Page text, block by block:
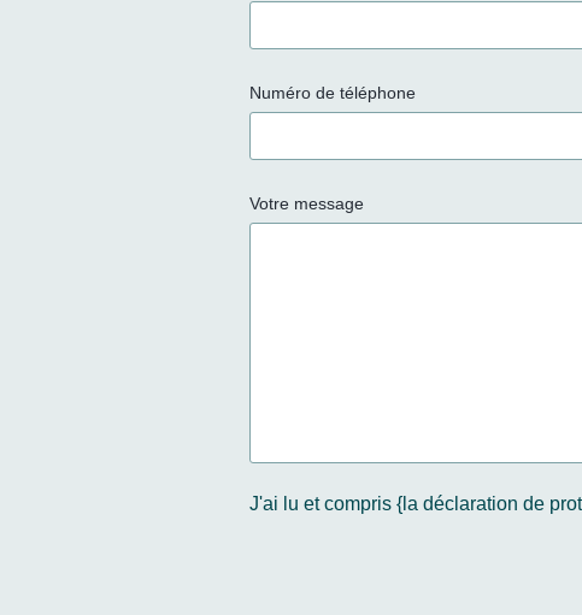
Numéro de téléphone
Votre message
J'ai lu et compris {la déclaration de